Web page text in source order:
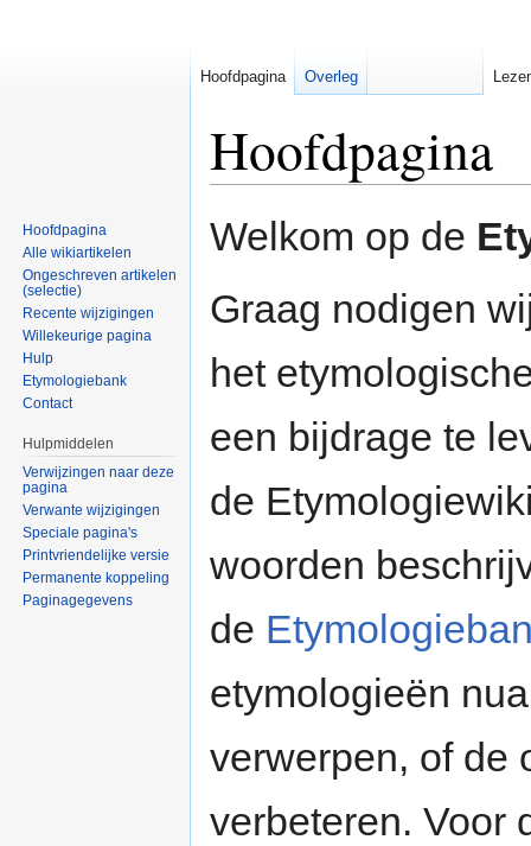
Hoofdpagina
Welkom op de
Graag nodigen
het
een bijdrage te
de
woorden
de
etymologieën
verwerpen, of de
verbeteren. Voor
Hoofdpagina Overleg
Hoofdpagina
Alle wikiartikelen
Ongeschreven artikelen
(selectie)
Recente wijzigingen
Willekeurige pagina
Hulp
Etymologiebank
Contact
Hulpmiddelen
Verwijzingen naar deze
pagina
Verwante wijzigingen
Speciale pagina's
Printvriendelijke versie
Permanente koppeling
Paginagegevens